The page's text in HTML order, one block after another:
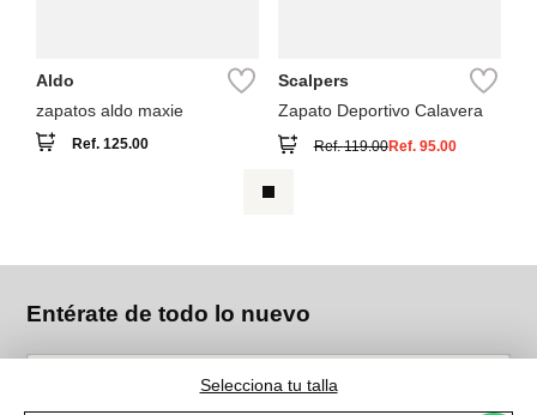
Selecciona tu talla
Aldo
zapatos aldo maxie
Ref.125.00
Scalpers
Zapato Deportivo Calavera
Ref.119.00Ref. 95.00
Entérate de todo lo nuevo